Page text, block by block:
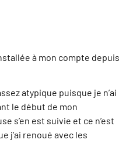
à mon compte depuis
atypique puisque je n’ai
le début de mon
s’en est suivie et ce n’est
j’ai renoué avec les